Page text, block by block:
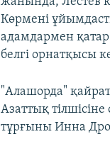
Көрмені
адамдармен
белгі орнатқысы
"Алашорда"
Азаттық
тұрғыны Инна